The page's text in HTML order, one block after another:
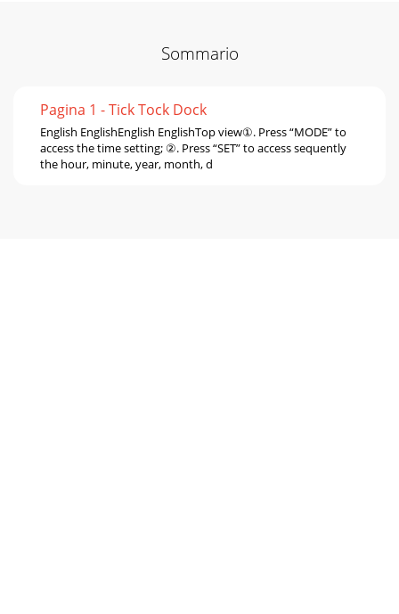
Sommario
Pagina 1 - Tick Tock Dock
English EnglishEnglish EnglishTop view①. Press “MODE” to
access the time setting; ②. Press “SET” to access sequently
the hour, minute, year, month, d